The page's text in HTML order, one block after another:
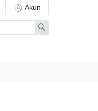
Akun
Search